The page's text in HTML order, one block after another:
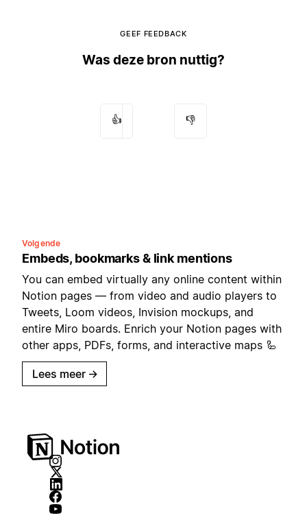
GEEF FEEDBACK
Was deze bron nuttig?
👍 👎
Volgende
Embeds, bookmarks & link mentions
You can embed virtually any online content within
Notion pages — from video and audio players to
Tweets, Loom videos, Invision mockups, and
entire Miro boards. Enrich your Notion pages with
other apps, PDFs, forms, and interactive maps 🦾
Lees meer →